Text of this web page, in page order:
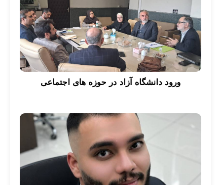
ورود دانشگاه آزاد در حوزه های اجتماعی